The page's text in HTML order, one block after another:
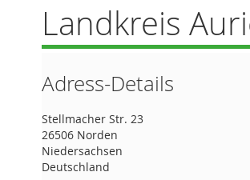
Landkreis
Adress-Details
Stellmacher Str. 23
26506 Norden
Niedersachsen
Deutschland